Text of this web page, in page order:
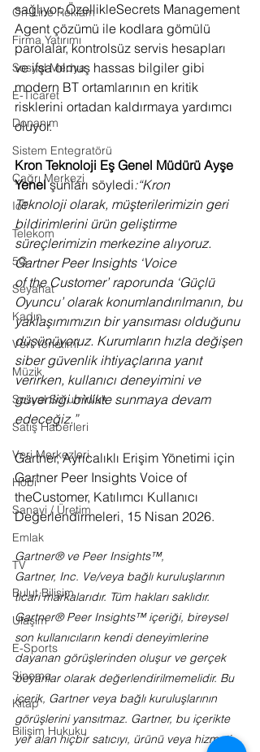
On-Line Reklam
Firma Yatırımı
Sosyal Medya
E-Ticaret
Donanım
Sistem Entegratörü
Çağrı Merkezi
IoT
Telekom
5G
Seyahat
Kadın
Veri Yönetimi
Müzik
Sosyal Sorumluluk
Satış Haberleri
Veri Merkezleri
Hobi
Sanayi / Üretim
Emlak
TV
Bulut Bilişim
Ulaşım
E-Sports
Sinema
Kitap
Bilişim Hukuku
sağlıyor. ÖzellikleSecrets Management
Agent çözümü ile kodlara gömülü
parolalar, kontrolsüz servis hesapları
ve ifşa olmuş hassas bilgiler gibi
modern BT ortamlarının en kritik
risklerini ortadan kaldırmaya yardımcı
oluyor.
Kron Teknoloji Eş Genel Müdürü Ayşe
Yenel şunları söyledi:“Kron
Teknoloji olarak, müşterilerimizin geri
bildirimlerini ürün geliştirme
süreçlerimizin merkezine alıyoruz.
Gartner Peer Insights ‘Voice
of the Customer’ raporunda ‘Güçlü
Oyuncu’ olarak konumlandırılmanın, bu
yaklaşımımızın bir yansıması olduğunu
düşünüyoruz. Kurumların hızla değişen
siber güvenlik ihtiyaçlarına yanıt
verirken, kullanıcı deneyimini ve
güvenliği birlikte sunmaya devam
edeceğiz.”
Gartner, Ayrıcalıklı Erişim Yönetimi için
Gartner Peer Insights Voice of
theCustomer, Katılımcı Kullanıcı
Değerlendirmeleri, 15 Nisan 2026.
Gartner® ve Peer Insights™,
Gartner, Inc. Ve/veya bağlı kuruluşlarının
ticari markalarıdır. Tüm hakları saklıdır.
Gartner® Peer Insights™ içeriği, bireysel
son kullanıcıların kendi deneyimlerine
dayanan görüşlerinden oluşur ve gerçek
beyanlar olarak değerlendirilmemelidir. Bu
içerik, Gartner veya bağlı kuruluşlarının
görüşlerini yansıtmaz. Gartner, bu içerikte
yer alan hiçbir satıcıyı, ürünü veya hizmeti